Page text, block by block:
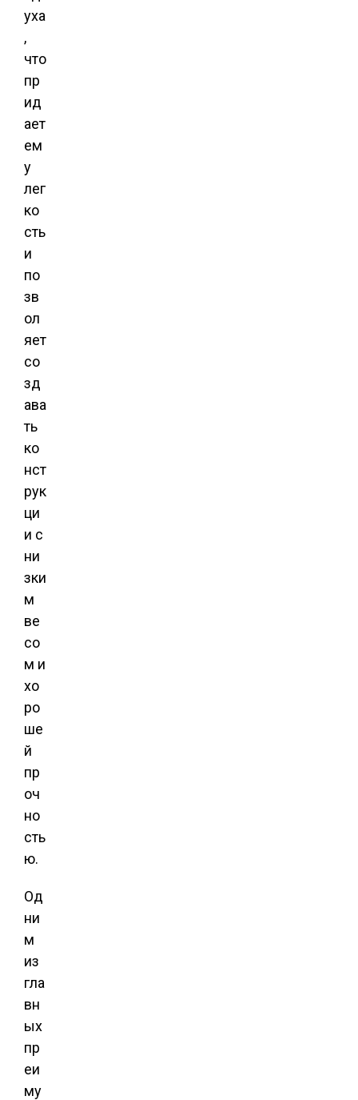
уха
,
что
пр
ид
ает
ем
у
лег
ко
сть
и
по
зв
ол
яет
со
зд
ава
ть
ко
нст
рук
ци
и с
ни
зки
м
ве
со
м и
хо
ро
ше
й
пр
оч
но
сть
ю.
Од
ни
м
из
гла
вн
ых
пр
еи
му